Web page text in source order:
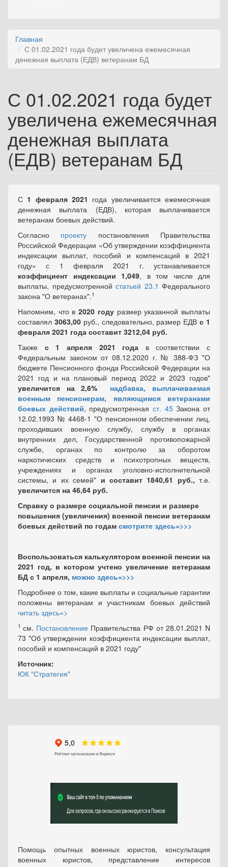
Главная
С 01.02.2021 года будет увеличена ежемесячная
денежная выплата (ЕДВ) ветеранам БД
С 01.02.2021 года будет
увеличена ежемесячная
денежная выплата
(ЕДВ) ветеранам БД
С 1 февраля 2021 года увеличивается ежемесячная
денежная выплата (ЕДВ), которая выплачивается
ветеранам боевых действий.
Согласно проекту постановления Правительства
Российской Федерации «Об утверждении коэффициента
индексации выплат, пособий и компенсаций в 2021
году» с 1 февраля 2021 г. устанавливается
коэффициент индексации 1,049, в том числе для
выплаты, предусмотренной статьей 23.1 Федерального
закона "О ветеранах".1
Напомним, что в2020 годуразмер указанной выплаты
составлял 3063,00руб., следовательно, размер ЕДВс 1
февраля 2021 года составит 3212,04 руб.
Также с 1 апреля 2021 года в соответствии с
Федеральным законом от 08.12.2020 г. № 388-ФЗ "О
бюджете Пенсионного фонда Российской Федерации на
2021 год и на плановый период 2022 и 2023 годов"
увеличится на 2,6%
надбавка, выплачиваемая
военным пенсионерам, являющимся ветеранами
боевых действий, предусмотреннаяст. 45Закона от
12.02.1993 № 4468-1 "О пенсионном обеспечении лиц,
проходивших военную службу, службу в органах
внутренних дел, Государственной противопожарной
службе, органах по контролю за оборотом
наркотических средств и психотропных веществ,
учреждениях и органах уголовно-исполнительной
системы, и их семей" и составит 1840,61 руб., т.е.
увеличится на 46,64 руб.
Справку о размере социальной пенсии и размере
повышения (увеличения) военной пенсии ветеранам
боевых действий по годам смотрите здесь=>>>
Воспользоваться калькулятором военной пенсии на
2021 год, в котором учтено увеличение ветеранам
БД с 1 апреля, можно здесь=>>>
Подробнее о том, какие выплаты и социальные гарантии
положены ветеранам и участникам боевых действий
читать здесь=>
1 см. Постановление Правительства РФ от 28.01.2021 N
73 "Об утверждении коэффициента индексации выплат,
пособий и компенсаций в 2021 году"
Источник:
ЮК "Стратегия"
Помощь опытных военных юристов, консультация
военных юристов, представление интересов